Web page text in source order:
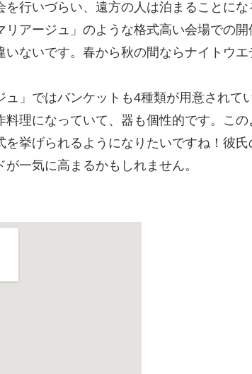
行いづらい、遠方の人は泊まることに
リアージュ」のような格式高い会場での
ないです。春から秋の間ならナイトウ
ュ」ではバンケットも4種類が用意されて
理になっていて、器も個性的です。こ
挙げられるようになりたいですね！彼
一気に高まるかもしれません。